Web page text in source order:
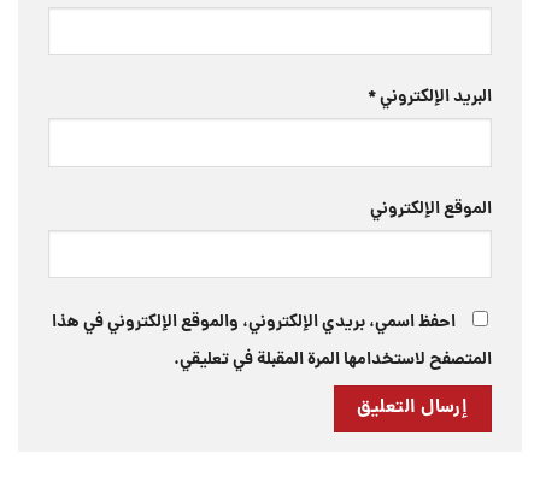
البريد الإلكتروني*
الموقع الإلكتروني
احفظ اسمي، بريدي الإلكتروني، والموقع الإلكتروني في هذا
المتصفح لاستخدامها المرة المقبلة في تعليقي.